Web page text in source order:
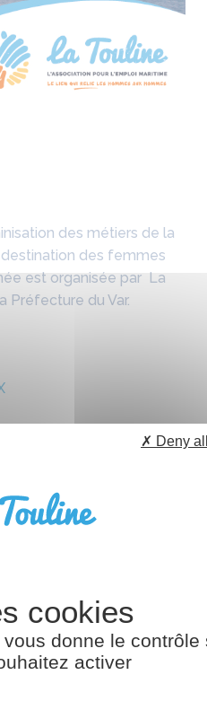
des métiers de la
des femmes
est organisée par La
Préfecture du Var.
donne le contrôle
activer
✗ Deny